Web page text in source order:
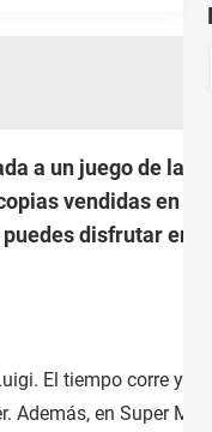
a un juego de la
vendidas en su
disfrutar en tu
El tiempo corre y su
en Super Mario